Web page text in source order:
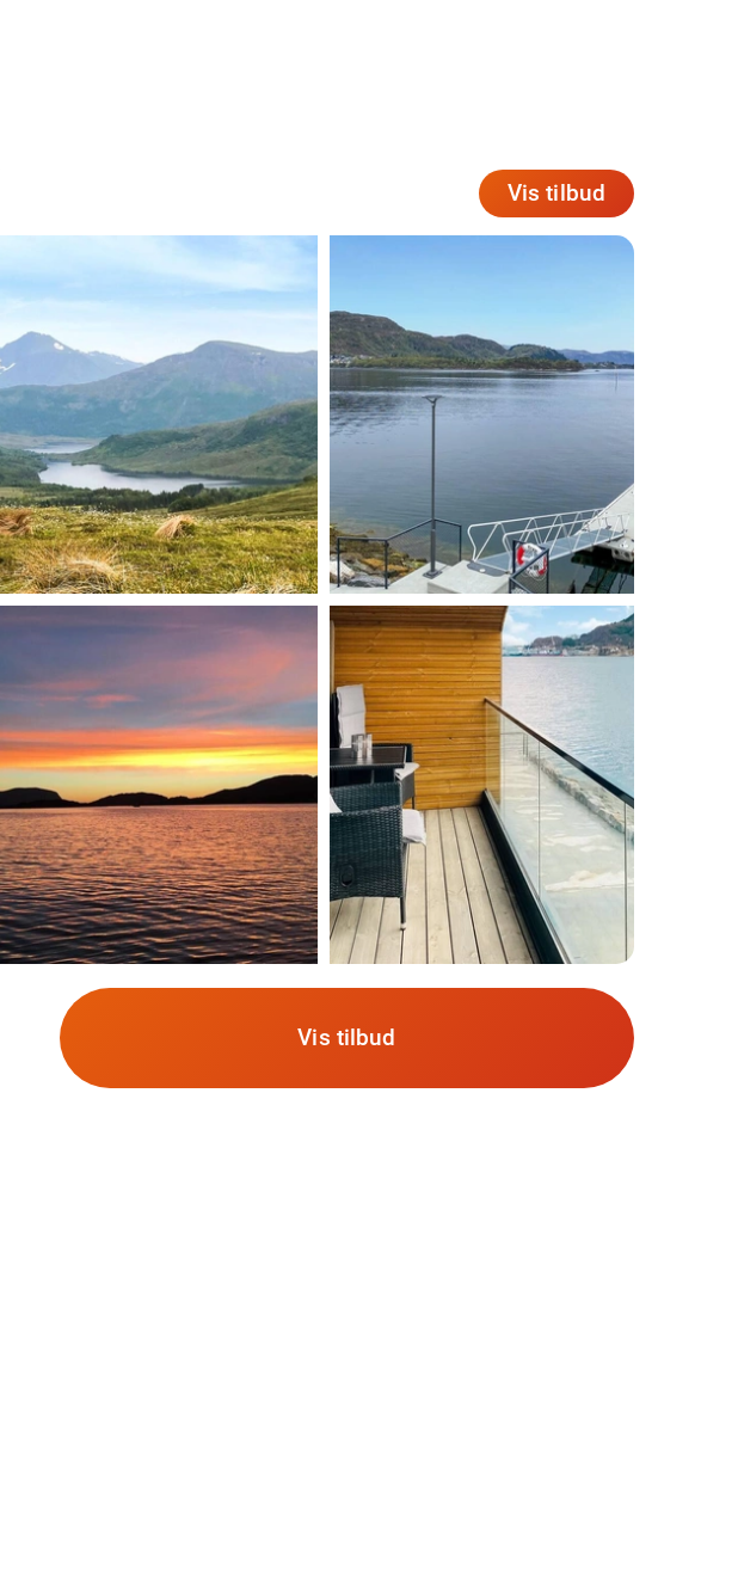
Vis tilbud
Vis tilbud